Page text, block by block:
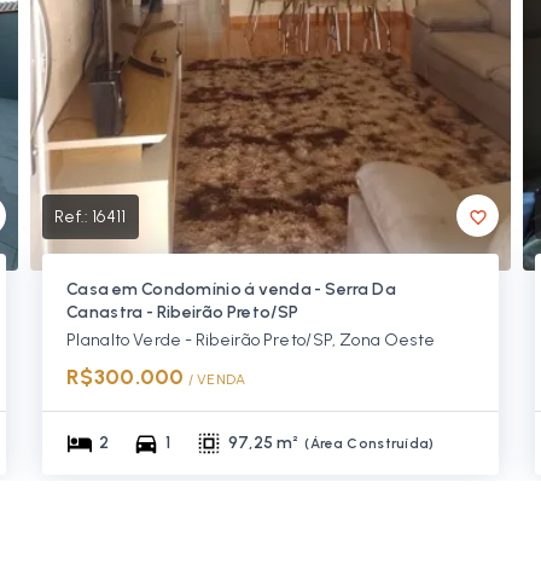
Ref.: 16411
Casa em Condomínio á venda - Serra Da
Canastra - Ribeirão Preto/SP
Planalto Verde - Ribeirão Preto/SP, Zona Oeste
R$300.000 / VENDA
2 1 97,25 m² (Área Construída)